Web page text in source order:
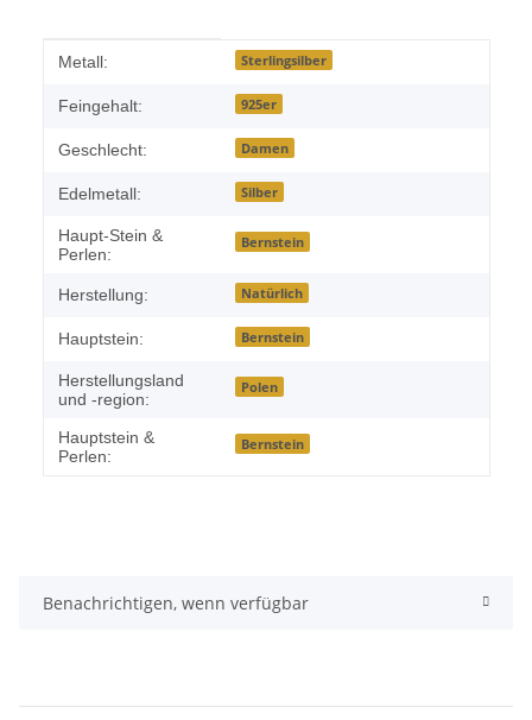
Produkteigenschaft
Wert
Metall: Sterlingsilber
Feingehalt: 925er
Geschlecht: Damen
Edelmetall: Silber
Haupt-Stein &
Perlen:
Bernstein
Herstellung: Natürlich
Hauptstein: Bernstein
Herstellungsland
und -region:
Polen
Hauptstein &
Perlen:
Bernstein
Benachrichtigen, wenn verfügbar